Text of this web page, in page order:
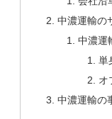
中濃運輸の
中濃運
単
オ
中濃運輸の